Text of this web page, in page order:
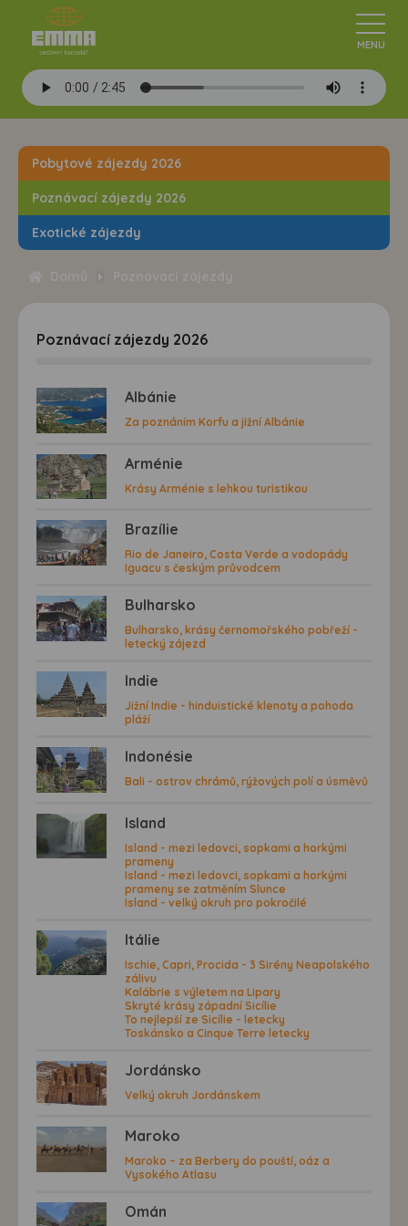
Pobytové zájezdy 2026
Poznávací zájezdy 2026
Exotické zájezdy
Poznávací zájezdy 2026
Albánie
Za poznáním Korfu a jižní Albánie
Arménie
Krásy Arménie s lehkou turistikou
Brazílie
Rio de Janeiro, Costa Verde a vodopády
Iguacu s českým průvodcem
Bulharsko
Bulharsko, krásy černomořského pobřeží -
letecký zájezd
Indie
Jižní Indie - hinduistické klenoty a pohoda
pláží
Indonésie
Bali - ostrov chrámů, rýžových polí a úsměvů
Island
Island - mezi ledovci, sopkami a horkými
prameny
Island - mezi ledovci, sopkami a horkými
prameny se zatměním Slunce
Island - velký okruh pro pokročilé
Itálie
Ischie, Capri, Procida - 3 Sirény Neapolského
zálivu
Kalábrie s výletem na Lipary
Skryté krásy západní Sicílie
To nejlepší ze Sicílie - letecky
Toskánsko a Cinque Terre letecky
Jordánsko
Velký okruh Jordánskem
Maroko
Maroko – za Berbery do pouští, oáz a
Vysokého Atlasu
Omán